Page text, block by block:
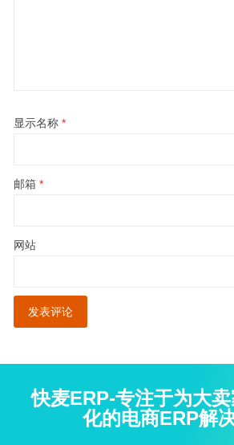
显示名称 *
邮箱 *
网站
快麦ERP-专注于为大
化的电商ERP解